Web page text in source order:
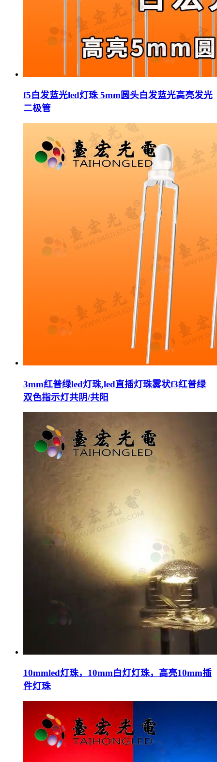
f5白发蓝光led灯珠 5mm圆头白发蓝光高亮发光
二极管
3mm红普绿led灯珠,led直插灯珠雾状f3红普绿
双色指示灯共阴/共阳
10mmled灯珠，10mm白灯灯珠，高亮10mm插
件灯珠